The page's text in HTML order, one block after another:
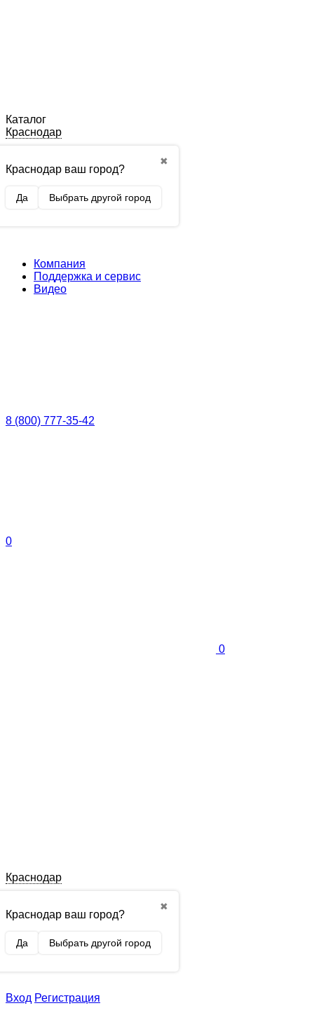
Каталог
Краснодар
✖
Краснодар ваш город?
Да Выбрать другой город
Компания
Поддержка и сервис
Видео
8 (800) 777-35-42
0
0
Краснодар
✖
Краснодар ваш город?
Да Выбрать другой город
Вход Регистрация